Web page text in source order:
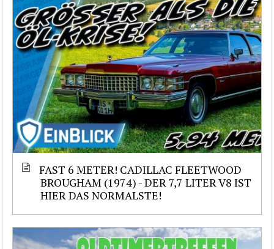
FAST 6 METER! CADILLAC FLEETWOOD
BROUGHAM (1974) - DER 7,7 LITER V8 IST
HIER DAS NORMALSTE!